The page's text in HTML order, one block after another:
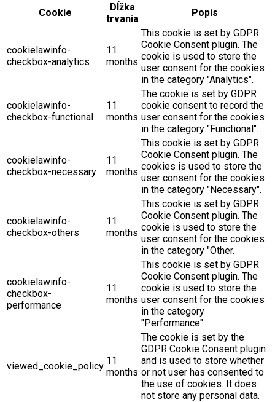
Cookie
Dĺžka
trvania
Popis
cookielawinfo-
checkbox-analytics
11
months
This cookie is set by GDPR
Cookie Consent plugin. The
cookie is used to store the
user consent for the cookies
in the category "Analytics".
cookielawinfo-
checkbox-functional
11
months
The cookie is set by GDPR
cookie consent to record the
user consent for the cookies
in the category "Functional".
cookielawinfo-
checkbox-necessary
11
months
This cookie is set by GDPR
Cookie Consent plugin. The
cookies is used to store the
user consent for the cookies
in the category "Necessary".
cookielawinfo-
checkbox-others
11
months
This cookie is set by GDPR
Cookie Consent plugin. The
cookie is used to store the
user consent for the cookies
in the category "Other.
cookielawinfo-
checkbox-
performance
11
months
This cookie is set by GDPR
Cookie Consent plugin. The
cookie is used to store the
user consent for the cookies
in the category
"Performance".
viewed_cookie_policy 11
months
The cookie is set by the
GDPR Cookie Consent plugin
and is used to store whether
or not user has consented to
the use of cookies. It does
not store any personal data.